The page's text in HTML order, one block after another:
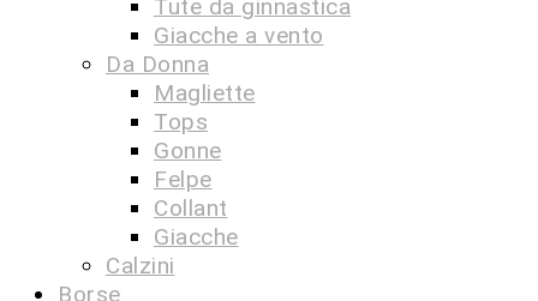
Tute da ginnastica
Giacche a vento
Da Donna
Magliette
Tops
Gonne
Felpe
Collant
Giacche
Calzini
Borse